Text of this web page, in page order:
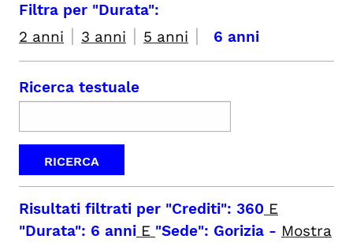
Filtra per "Durata":
2 anni | 3 anni | 5 anni | 6 anni
Ricerca testuale
Risultati filtrati per "Crediti": 360 E
"Durata": 6 anni E "Sede": Gorizia - Mostra